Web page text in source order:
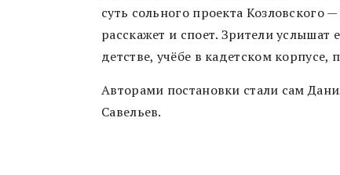
суть сольного проекта Козловского
расскажет и споет. Зрители услышат
детстве, учёбе в кадетском
Авторами постановки стали сам
Савельев.